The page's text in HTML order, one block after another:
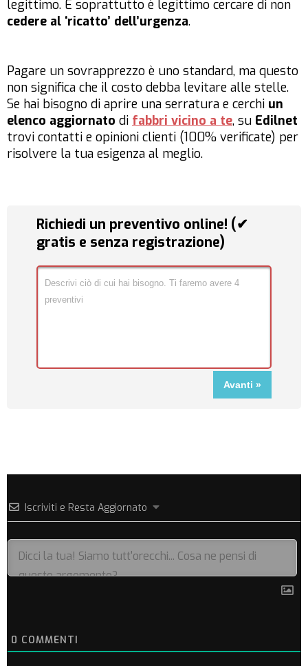
legittimo. E soprattutto è legittimo cercare di non
cedere al ‘ricatto’ dell’urgenza.
Pagare un sovrapprezzo è uno standard, ma questo
non significa che il costo debba levitare alle stelle.
Se hai bisogno di aprire una serratura e cerchi un
elenco aggiornato di fabbri vicino a te, su Edilnet
trovi contatti e opinioni clienti (100% verificate) per
risolvere la tua esigenza al meglio.
Richiedi un preventivo online! (✔
gratis e senza registrazione)
Iscriviti e Resta Aggiornato
0 COMMENTI